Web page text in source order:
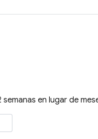
en lugar de